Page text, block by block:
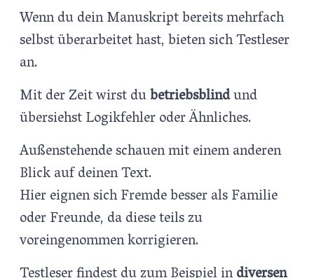
Wenn du dein Manuskript bereits mehrfach
selbst überarbeitet hast, bieten sich Testleser
an.
Mit der Zeit wirst dubetriebsblindund
übersiehst Logikfehler oder Ähnliches.
Außenstehende schauen mit einem anderen
Blick auf deinen Text.
Hier eignen sich Fremde besser als Familie
oder Freunde, da diese teils zu
voreingenommen korrigieren.